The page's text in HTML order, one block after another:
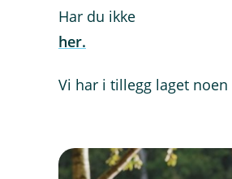
Har du ikke en
her.
Vi har i tillegg laget